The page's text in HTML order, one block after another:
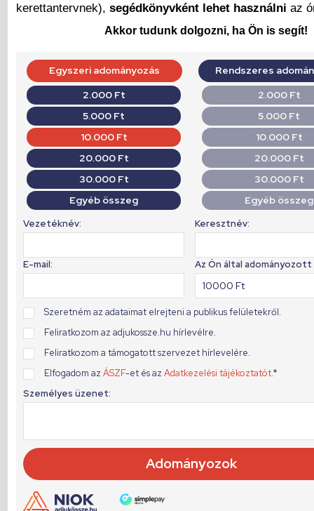
kerettantervnek), segédkönyvként lehet használni az
Akkor tudunk dolgozni, ha Ön is segít!